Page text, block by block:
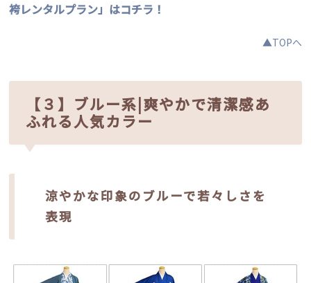
袴レンタルプラン」はコチラ！
▲TOPへ
【３】ブルー系|爽やかで清潔感あ
ふれる人気カラー
涼やかな印象のブルーで若々しさを
表現